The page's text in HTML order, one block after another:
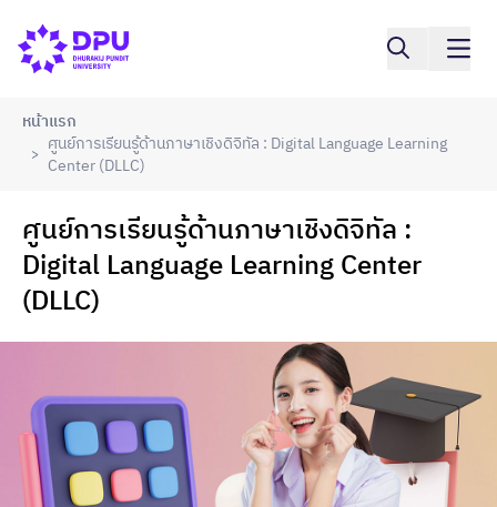
หน้าแรก
> ศูนย์การเรียนรู้ด้านภาษาเชิงดิจิทัล : Digital Language Learning
Center (DLLC)
ศูนย์การเรียนรู้ด้านภาษาเชิงดิจิทัล :
Digital Language Learning Center
(DLLC)